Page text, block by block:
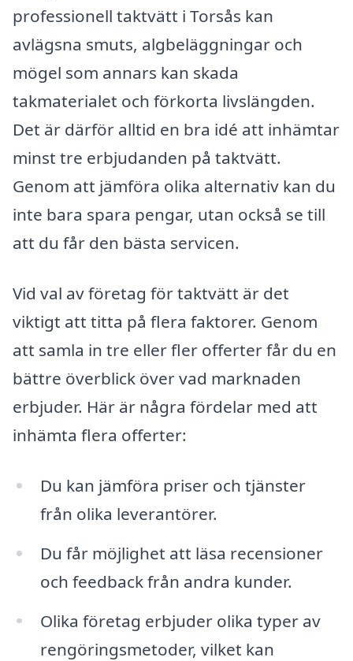
professionell taktvätt i Torsås kan
avlägsna smuts, algbeläggningar och
mögel som annars kan skada
takmaterialet och förkorta livslängden.
Det är därför alltid en bra idé att inhämtar
minst tre erbjudanden på taktvätt.
Genom att jämföra olika alternativ kan du
inte bara spara pengar, utan också se till
att du får den bästa servicen.
Vid val av företag för taktvätt är det
viktigt att titta på flera faktorer. Genom
att samla in tre eller fler offerter får du en
bättre överblick över vad marknaden
erbjuder. Här är några fördelar med att
inhämta flera offerter:
Du kan jämföra priser och tjänster
från olika leverantörer.
Du får möjlighet att läsa recensioner
och feedback från andra kunder.
Olika företag erbjuder olika typer av
rengöringsmetoder, vilket kan